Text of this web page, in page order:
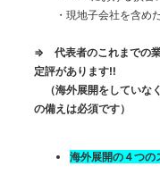
・現地子会社を含めた
⇒ 代表者のこれまでの
定評があります‼
（海外展開をしていな
の備えは必須です）
海外展開の４つの